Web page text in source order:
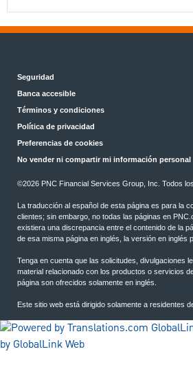
Seguridad
Banca accesible
Términos y condiciones
Política de privacidad
Preferencias de cookies
No vender ni compartir mi información personal
©2026 PNC Financial Services Group, Inc. Todos
La traducción al español de esta página es para la
clientes; sin embargo, no todas las páginas en
existiera una discrepancia entre el contenido de la
de esa misma página en inglés, la versión en inglés
Tenga en cuenta que las solicitudes, divulgaciones
material relacionado con los productos o servicios
página son ofrecidos solamente en inglés.
Este sitio web está dirigido solamente a residentes
by GlobalLink Web